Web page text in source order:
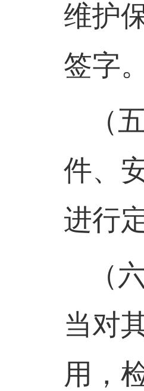
维护
签字。
（
件、
进行
（
当对
用，